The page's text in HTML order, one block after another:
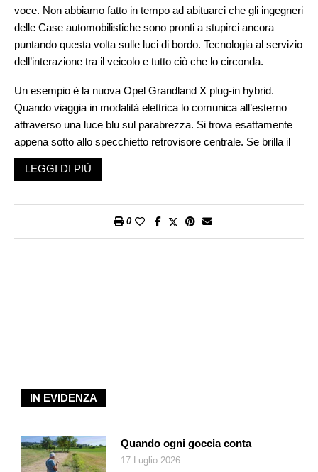
voce. Non abbiamo fatto in tempo ad abituarci che gli ingegneri
delle Case automobilistiche sono pronti a stupirci ancora
puntando questa volta sulle luci di bordo. Tecnologia al servizio
dell’interazione tra il veicolo e tutto ciò che lo circonda.
Un esempio è la nuova Opel Grandland X plug-in hybrid.
Quando viaggia in modalità elettrica lo comunica all’esterno
attraverso una luce blu sul parabrezza. Si trova esattamente
appena sotto allo specchietto retrovisore centrale. Se brilla il
blu, il motore a combustione è in pausa, il guidatore ha
selezionato l’impostazione «elettrico» dalle opzioni di guida
La luce blu rende le cose più evidenti quando, per esempio,
Opel Grandland X transita in aree dove è consentito l’accesso
tutte le auto, o almeno sarebbe auspicabile. Un fenomeno più
comune di quanto si pensi coinvolge gli automobilisti sbadati
improvvisamente la portiera rischiando di provocare gravi
incidenti.
LEGGI DI PIÙ
0
IN EVIDENZA
Quando ogni goccia conta
17 Luglio 2026